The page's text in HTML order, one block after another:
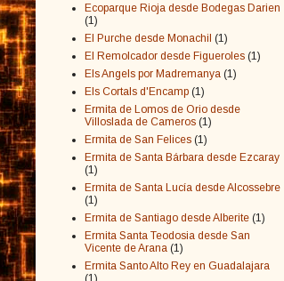
Ecoparque Rioja desde Bodegas Darien
(1)
El Purche desde Monachil (1)
El Remolcador desde Figueroles (1)
Els Angels por Madremanya (1)
Els Cortals d'Encamp (1)
Ermita de Lomos de Orio desde
Villoslada de Cameros (1)
Ermita de San Felices (1)
Ermita de Santa Bárbara desde Ezcaray
(1)
Ermita de Santa Lucía desde Alcossebre
(1)
Ermita de Santiago desde Alberite (1)
Ermita Santa Teodosia desde San
Vicente de Arana (1)
Ermita Santo Alto Rey en Guadalajara
(1)